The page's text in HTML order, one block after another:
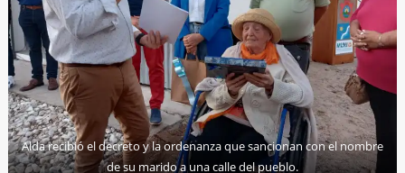
Alda recibió el decreto y la ordenanza que sancionan con el nombre
de su marido a una calle del pueblo.